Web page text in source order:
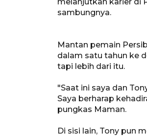
sambungnya.
Mantan pemain
dalam satu tahun ke
tapi lebih dari itu.
"Saat ini saya dan
Saya berharap
pungkas Maman.
Di sisi lain, Tony pun